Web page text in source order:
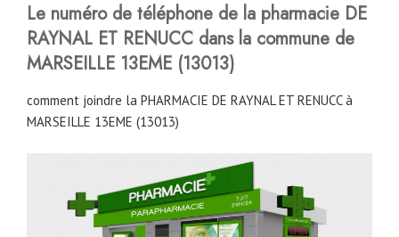
Le numéro de téléphone de la pharmacie DE
RAYNAL ET RENUCC dans la commune de
MARSEILLE 13EME (13013)
comment joindre la PHARMACIE DE RAYNAL ET RENUCC à
MARSEILLE 13EME (13013)